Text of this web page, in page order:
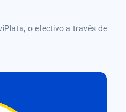
o efectivo a través de